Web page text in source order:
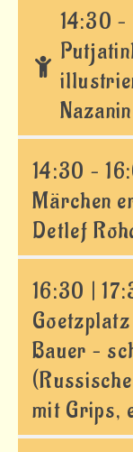
Partner
Erste
Spende
Einfache
14:30 –
14:30 –
Märchen
Detlef
16:30 |
Bauer –
mit Grips,